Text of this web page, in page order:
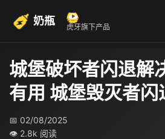
奶瓶 虎牙旗下产品
城堡破坏者闪退解
有用 城堡毁灭者闪
📅 02/08/2025
👁 2.8k 阅读